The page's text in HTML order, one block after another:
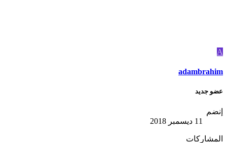
A
adambrahim
عضو جديد
إنضم
11 ديسمبر 2018
المشاركات